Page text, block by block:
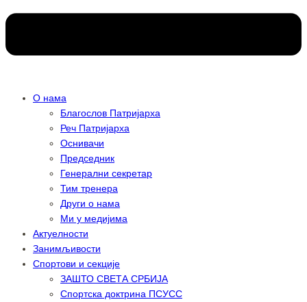
О нама
Благослов Патријарха
Реч Патријарха
Оснивачи
Председник
Генерални секретар
Тим тренера
Други о нама
Ми у медијима
Актуелности
Занимљивости
Спортови и секције
ЗАШТО СВЕТА СРБИЈА
Спортска доктрина ПСУСС